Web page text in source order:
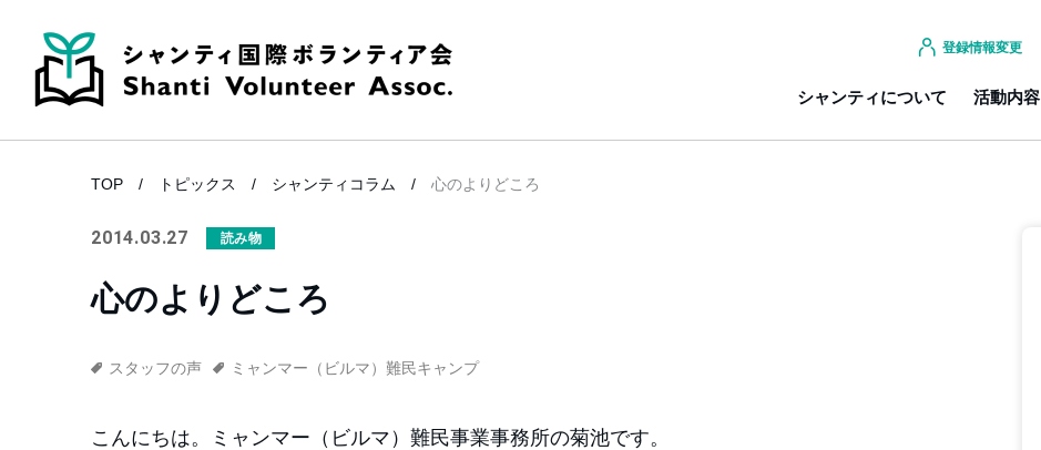
登録情報変更
シャンティについて 活動内容
TOP トピックス シャンティコラム 心のよりどころ
2014.03.27 読み物
心のよりどころ
スタッフの声 ミャンマー（ビルマ）難民キャンプ
こんにちは。ミャンマー（ビルマ）難民事業事務所の菊池です。